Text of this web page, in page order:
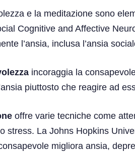
e la meditazione sono
Cognitive and Affective
l’ansia, inclusa l’ansia
incoraggia la
piuttosto che reagire ad
offre varie tecniche come
stress. La Johns Hopkins
migliora ansia,